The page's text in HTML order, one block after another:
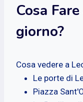
Cosa
giorno?
Cosa vedere a
Le porte di
Piazza